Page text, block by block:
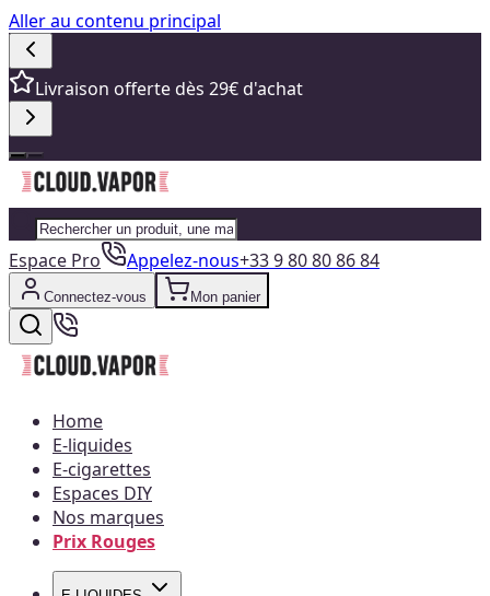
Aller au contenu principal
Livraison offerte dès 29€ d'achat
Espace Pro Appelez-nous+33 9 80 80 86 84
Connectez-vous Mon panier
Home
E-liquides
E-cigarettes
Espaces DIY
Nos marques
Prix Rouges